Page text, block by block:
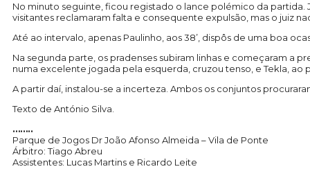
No minuto seguinte, ficou registado o lance polémico da
visitantes reclamaram falta e consequente expulsão, mas o juiz
Até ao intervalo, apenas Paulinho, aos 38’, dispôs de uma boa
Na segunda parte, os pradenses subiram linhas e começaram a
numa excelente jogada pela esquerda, cruzou tenso, e Tekla,
A partir daí, instalou-se a incerteza. Ambos os conjuntos
Texto de António Silva.
……..
Parque de Jogos Dr João Afonso Almeida – Vila de Ponte
Árbitro: Tiago Abreu
Assistentes: Lucas Martins e Ricardo Leite